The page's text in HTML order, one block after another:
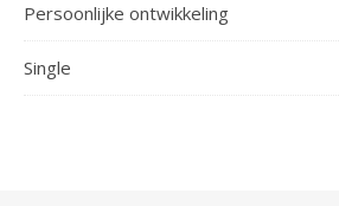
Persoonlijke ontwikkeling
Single